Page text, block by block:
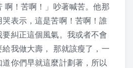
片
啊！苦啊！」吵著喊苦。他那
表示，這是苦啊！苦啊！誰
糾正這個風氣。我或者不會
我做大壽， 那就該瘦了，一
你們早就這麼計劃著，所以